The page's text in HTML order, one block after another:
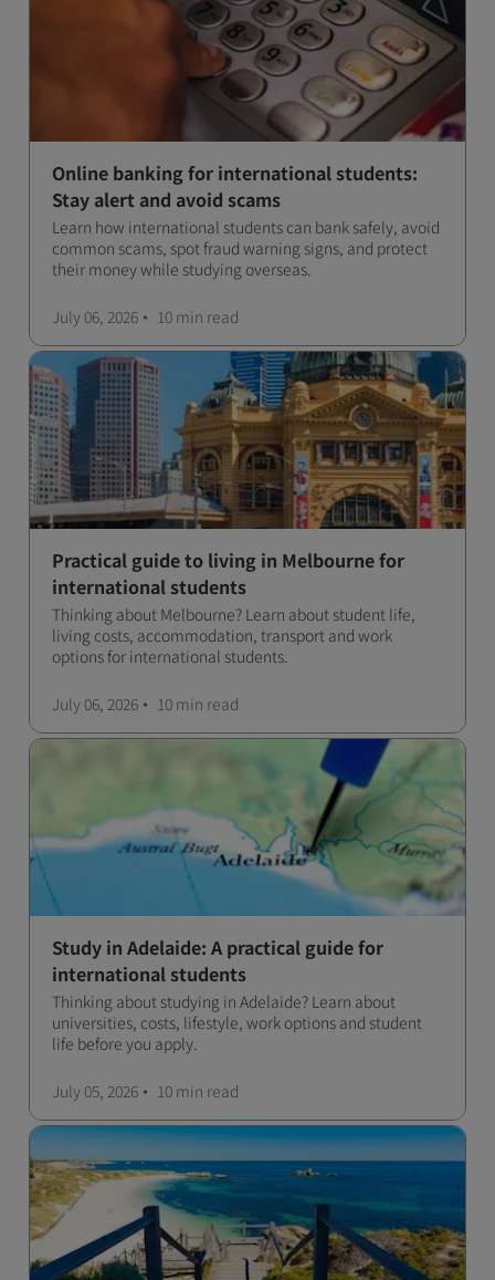
Online banking for international students:
Stay alert and avoid scams
Learn how international students can bank safely, avoid
common scams, spot fraud warning signs, and protect
their money while studying overseas.
July 06, 2026 10 min read
Practical guide to living in Melbourne for
international students
Thinking about Melbourne? Learn about student life,
living costs, accommodation, transport and work
options for international students.
July 06, 2026 10 min read
Study in Adelaide: A practical guide for
international students
Thinking about studying in Adelaide? Learn about
universities, costs, lifestyle, work options and student
life before you apply.
July 05, 2026 10 min read